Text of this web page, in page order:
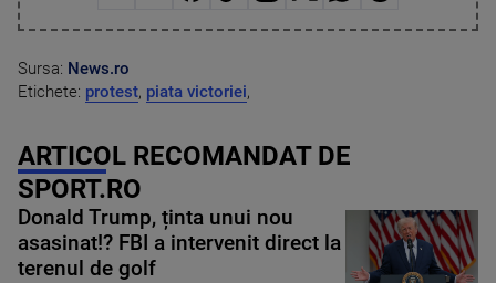
Sursa: News.ro
Etichete: protest, piata victoriei,
ARTICOL RECOMANDAT DE
SPORT.RO
Donald Trump, ținta unui nou
asasinat!? FBI a intervenit direct la
terenul de golf